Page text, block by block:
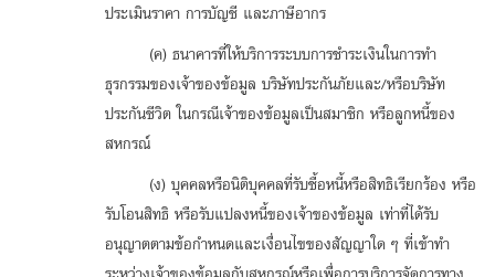
ประเมินราคา การบัญชี และภาษีอากร
(ค) ธนาคารที่ให้บริการระบบการชำระเงินในการทำ
ธุรกรรมของเจ้าของข้อมูล บริษัทประกันภัยและ/หรือบริษัท
ประกันชีวิต ในกรณีเจ้าของข้อมูลเป็นสมาชิก หรือลูกหนี้ของ
สหกรณ์
(ง) บุคคลหรือนิติบุคคลที่รับซื้อหนี้หรือสิทธิเรียกร้อง หรือ
รับโอนสิทธิ หรือรับแปลงหนี้ของเจ้าของข้อมูล เท่าที่ได้รับ
อนุญาตตามข้อกำหนดและเงื่อนไขของสัญญาใด ๆ ที่เข้าทำ